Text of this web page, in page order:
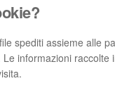
spediti assieme alle
informazioni